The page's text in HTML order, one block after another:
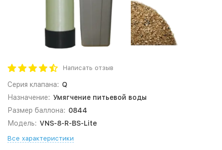
Написать отзыв
Серия клапана: Q
Назначение: Умягчение питьевой воды
Размер баллона: 0844
Модель: VNS-8-R-BS-Lite
Все характеристики